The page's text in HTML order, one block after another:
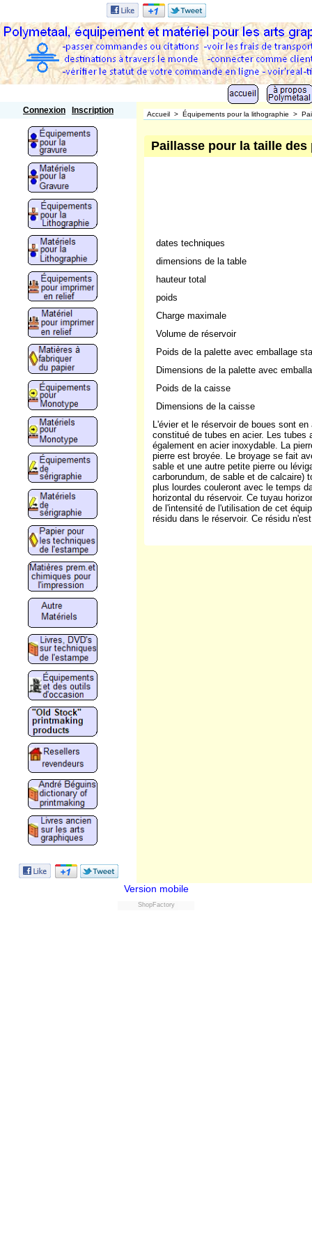
Connexion Inscription Accueil > Équipements pour la lithographie >
Paillasse pour la taille des
dates techniques
dimensions de la table
hauteur total
poids
Charge maximale
Volume de réservoir
Poids de la palette avec emballage
Dimensions de la palette avec
Poids de la caisse
Dimensions de la caisse
L'évier et le réservoir de boues sont
constitué de tubes en acier. Les tubes
également en acier inoxydable. La
pierre est broyée. Le broyage se fait
sable et une autre petite pierre ou
carborundum, de sable et de calcaire)
plus lourdes couleront avec le temps
horizontal du réservoir. Ce tuyau
de l'intensité de l'utilisation de cet
résidu dans le réservoir. Ce résidu
Version mobile
ShopFactory